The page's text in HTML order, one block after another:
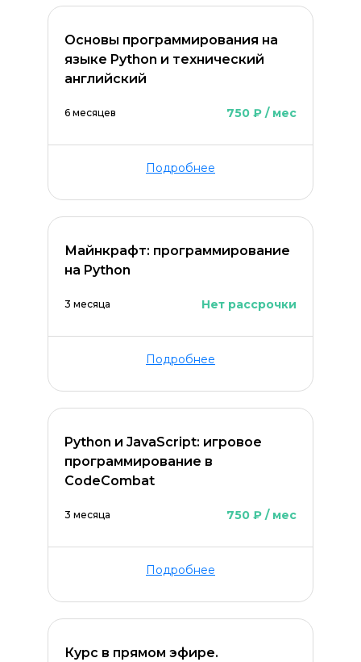
Основы программирования на
языке Python и технический
английский
6 месяцев 750 ₽ / мес
Подробнее
Майнкрафт: программирование
на Python
3 месяца Нет рассрочки
Подробнее
Python и JavaScript: игровое
программирование в
CodeCombat
3 месяца 750 ₽ / мес
Подробнее
Курс в прямом эфире.